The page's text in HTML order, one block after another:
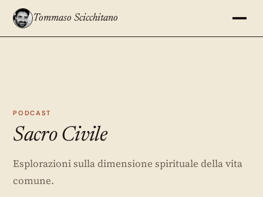
Tommaso Scicchitano
PODCAST
Sacro Civile
Esplorazioni sulla dimensione spirituale della vita
comune.